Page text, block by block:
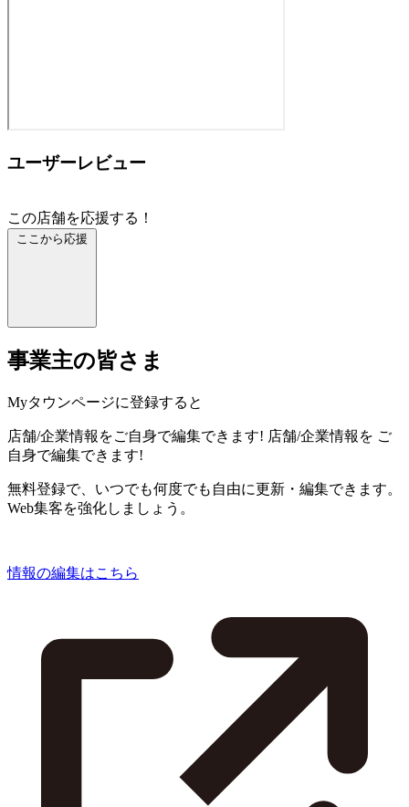
ユーザーレビュー
この店舗を応援する！
ここから応援
事業主の皆さま
Myタウンページに登録すると
店舗/企業情報をご自身で編集できます! 店舗/企業情報を ご
自身で編集できます!
無料登録で、いつでも何度でも自由に更新・編集できます。
Web集客を強化しましょう。
情報の編集はこちら